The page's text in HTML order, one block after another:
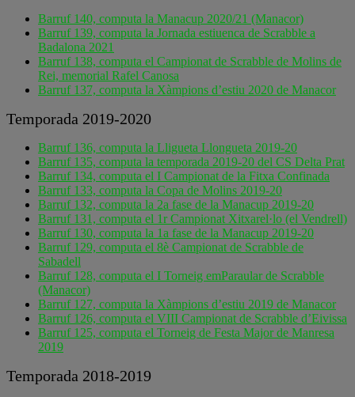
Barruf 140, computa la Manacup 2020/21 (Manacor)
Barruf 139, computa la Jornada estiuenca de Scrabble a
Badalona 2021
Barruf 138, computa el Campionat de Scrabble de Molins de
Rei, memorial Rafel Canosa
Barruf 137, computa la Xàmpions d’estiu 2020 de Manacor
Temporada 2019-2020
Barruf 136, computa la Lligueta Llongueta 2019-20
Barruf 135, computa la temporada 2019-20 del CS Delta Prat
Barruf 134, computa el I Campionat de la Fitxa Confinada
Barruf 133, computa la Copa de Molins 2019-20
Barruf 132, computa la 2a fase de la Manacup 2019-20
Barruf 131, computa el 1r Campionat Xitxarel·lo (el Vendrell)
Barruf 130, computa la 1a fase de la Manacup 2019-20
Barruf 129, computa el 8è Campionat de Scrabble de
Sabadell
Barruf 128, computa el I Torneig emParaular de Scrabble
(Manacor)
Barruf 127, computa la Xàmpions d’estiu 2019 de Manacor
Barruf 126, computa el VIII Campionat de Scrabble d’Eivissa
Barruf 125, computa el Torneig de Festa Major de Manresa
2019
Temporada 2018-2019